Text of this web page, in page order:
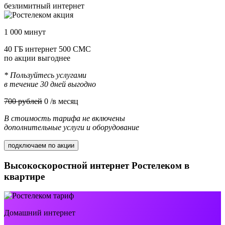
безлимитный интернет
1 000 минут
40 ГБ интернет 500 СМС
по акции выгоднее
* Пользуйтесь услугами
в течение 30 дней выгодно
700 рублей 0 /в месяц
В стоимость тарифа не включены
дополнительные услуги и оборудование
подключаем по акции
Высокоскоростной интернет Ростелеком в
квартире
Домашний интернет